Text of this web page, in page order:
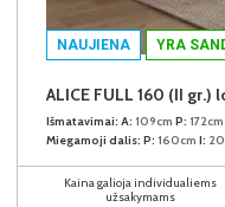
NAUJIENA YRA
ALICE FULL 160 (II gr.)
Išmatavimai: A: 109cm P: 172cm
Miegamoji dalis: P: 160cm I:
Kaina galioja individualiems
užsakymams